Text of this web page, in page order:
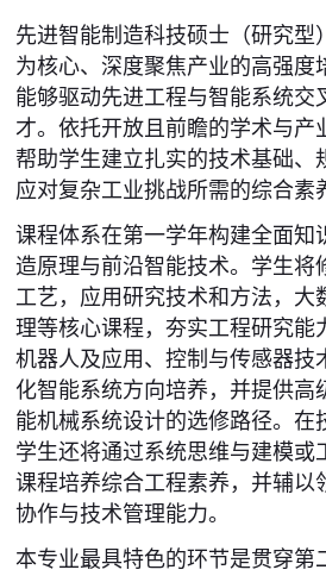
关于我们
先进智能制造科技硕士（研究型
为核心、深度聚焦产业的高强度
能够驱动先进工程与智能系统交
才。依托开放且前瞻的学术与产
帮助学生建立扎实的技术基础、
应对复杂工业挑战所需的综合素
课程体系在第一学年构建全面知
造原理与前沿智能技术。学生将
工艺，应用研究技术和方法，大
理等核心课程，夯实工程研究能
机器人及应用、控制与传感器技
化智能系统方向培养，并提供高
能机械系统设计的选修路径。在
学生还将通过系统思维与建模或
课程培养综合工程素养，并辅以
协作与技术管理能力。
本专业最具特色的环节是贯穿第